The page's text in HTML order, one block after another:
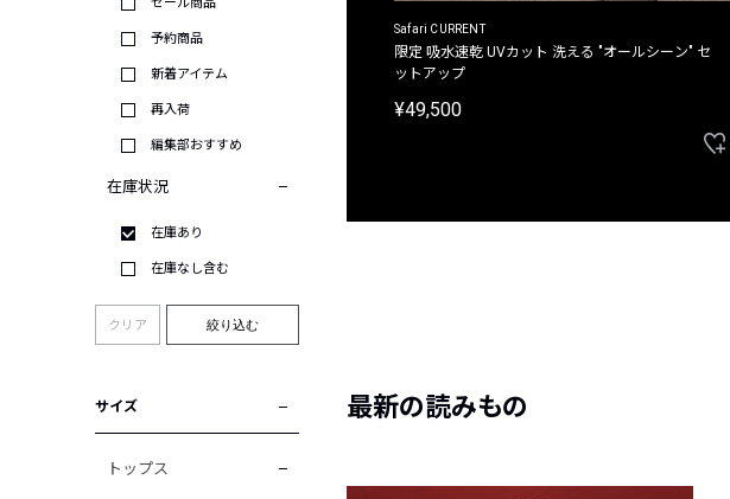
予約商品
新着アイテム
再入荷
編集部おすすめ
在庫状況
在庫あり
在庫なし含む
クリア 絞り込む
サイズ
トップス
Safari CURRENT
限定 吸水速乾 UVカット 洗える "オールシーン" セ
ットアップ
¥49,500
最新の読みもの